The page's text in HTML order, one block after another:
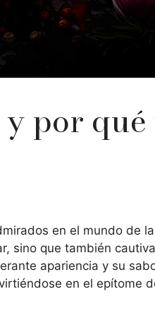
por
en el mundo de
sino que también
apariencia y su
en el epítome